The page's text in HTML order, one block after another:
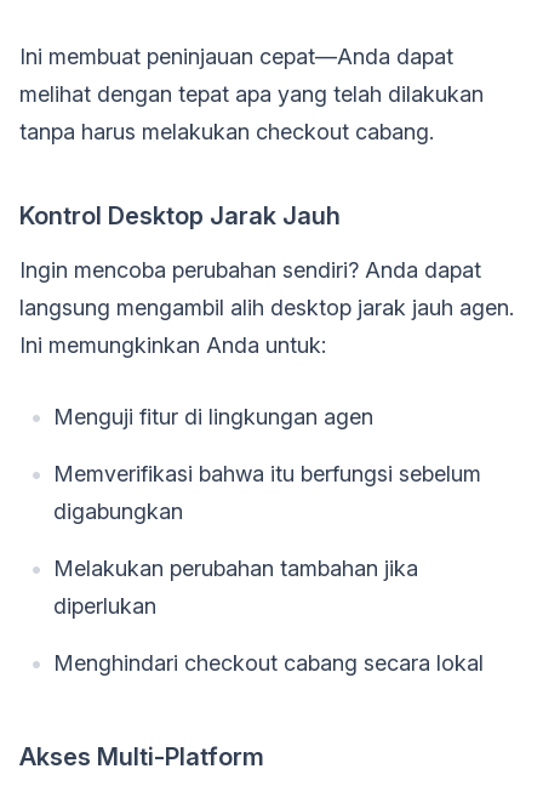
Ini membuat peninjauan cepat—Anda dapat
melihat dengan tepat apa yang telah dilakukan
tanpa harus melakukan checkout cabang.
Kontrol Desktop Jarak Jauh
Ingin mencoba perubahan sendiri? Anda dapat
langsung mengambil alih desktop jarak jauh agen.
Ini memungkinkan Anda untuk:
Menguji fitur di lingkungan agen
Memverifikasi bahwa itu berfungsi sebelum
digabungkan
Melakukan perubahan tambahan jika
diperlukan
Menghindari checkout cabang secara lokal
Akses Multi-Platform